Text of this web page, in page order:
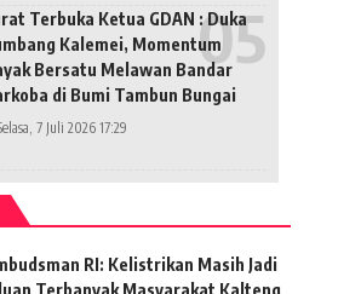
Terbuka Ketua GDAN : Duka
Kalemei, Momentum
Bersatu Melawan Bandar
di Bumi Tambun Bungai
7 Juli 2026 17:29
RI: Kelistrikan Masih Jadi
Terbanyak Masyarakat Kalteng